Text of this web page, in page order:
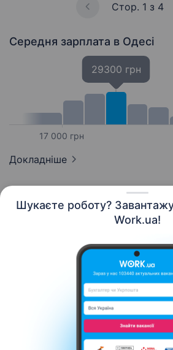
Шукаєте роботу?
Work.ua!
Стор. 1 з 4
Середня зарплата в Одесі
17 000 грн
29300 грн
Докладніше
Контакти Про нас